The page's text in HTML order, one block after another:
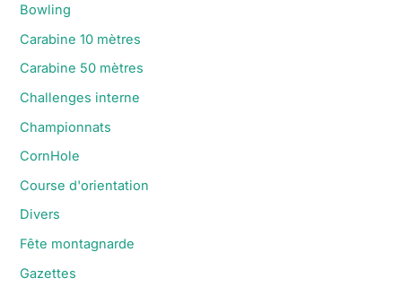
Bowling
Carabine 10 mètres
Carabine 50 mètres
Challenges interne
Championnats
CornHole
Course d'orientation
Divers
Fête montagnarde
Gazettes